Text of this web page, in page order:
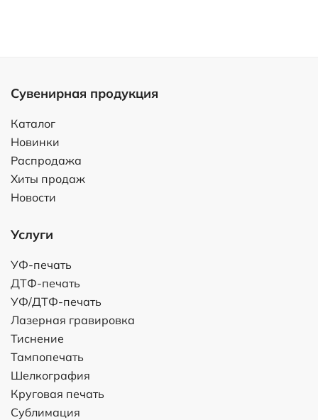
Сувенирная продукция
Каталог
Новинки
Распродажа
Хиты продаж
Новости
Услуги
УФ-печать
ДТФ-печать
УФ/ДТФ-печать
Лазерная гравировка
Тиснение
Тампопечать
Шелкография
Круговая печать
Сублимация